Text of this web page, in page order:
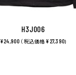
H3J006
¥24,900 （ 税込価格 ¥27,390)